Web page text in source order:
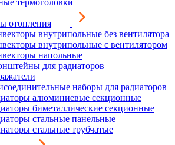
термоголовки
отопления
внутрипольные без вентилятора
внутрипольные с вентилятором
напольные
для радиаторов
наборы для радиаторов
алюминиевые секционные
биметаллические секционные
стальные панельные
стальные трубчатые